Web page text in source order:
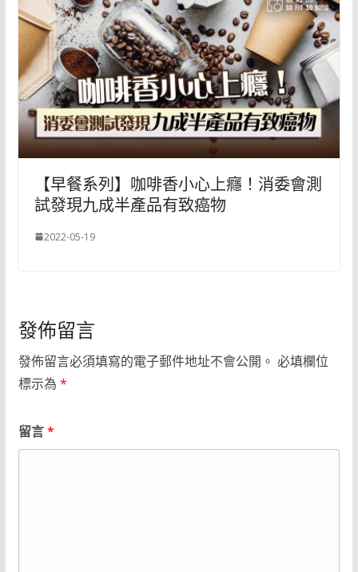
【早餐系列】咖啡香小心上癮！消委會測
試發現九成半產品有致癌物
2022-05-19
發佈留言
發佈留言必須填寫的電子郵件地址不會公開。 必填欄位
標示為 *
留言*